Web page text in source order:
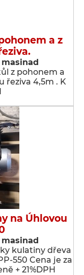
a z
z pohonem a
řeziva 4,5m . K
na Úhlovou
kulatiny dřeva
550 Cena je za
+ 21%DPH